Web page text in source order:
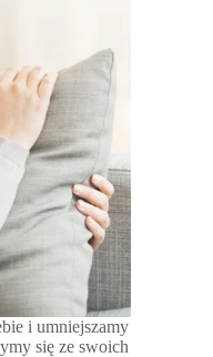
i umniejszamy
się ze swoich